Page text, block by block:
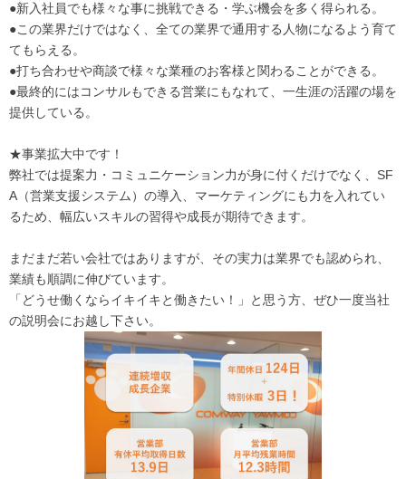
●新入社員でも様々な事に挑戦できる・学ぶ機会を多く得られる。
●この業界だけではなく、全ての業界で通用する人物になるよう育て
てもらえる。
●打ち合わせや商談で様々な業種のお客様と関わることができる。
●最終的にはコンサルもできる営業にもなれて、一生涯の活躍の場を
提供している。
★事業拡大中です！
弊社では提案力・コミュニケーション力が身に付くだけでなく、SF
A（営業支援システム）の導入、マーケティングにも力を入れてい
るため、幅広いスキルの習得や成長が期待できます。
まだまだ若い会社ではありますが、その実力は業界でも認められ、
業績も順調に伸びています。
「どうせ働くならイキイキと働きたい！」と思う方、ぜひ一度当社
の説明会にお越し下さい。